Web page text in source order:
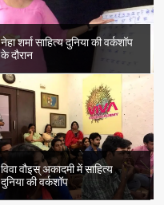
नेहा शर्मा साहित्य दुनिया की वर्कशॉप
के दौरान
विवा वौइस् अकादमी में साहित्य
दुनिया की वर्कशॉप